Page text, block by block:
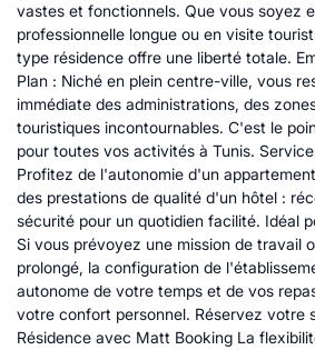
vastes et fonctionnels. Que vous soyez
professionnelle longue ou en visite
type résidence offre une liberté totale.
Plan : Niché en plein centre-ville, vous
immédiate des administrations, des
touristiques incontournables. C'est le
pour toutes vos activités à Tunis.
Profitez de l'autonomie d'un
des prestations de qualité d'un hôtel :
sécurité pour un quotidien facilité. Idéal
Si vous prévoyez une mission de travail
prolongé, la configuration de
autonome de votre temps et de vos
votre confort personnel. Réservez votre
Résidence avec Matt Booking La